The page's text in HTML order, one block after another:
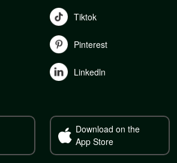
Tiktok
Pinterest
Linkedln
Download on the
App Store